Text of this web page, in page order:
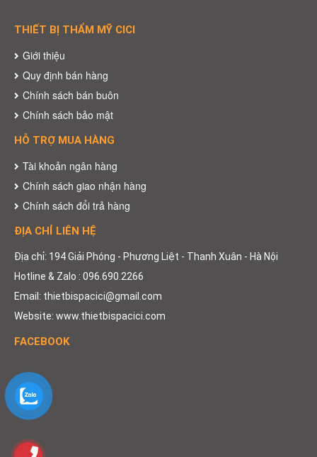
THIẾT BỊ THẨM MỸ CICI
Giới thiệu
Quy định bán hàng
Chính sách bán buôn
Chính sách bảo mật
HỖ TRỢ MUA HÀNG
Tài khoản ngân hàng
Chính sách giao nhận hàng
Chính sách đổi trả hàng
ĐỊA CHỈ LIÊN HỆ
Địa chỉ: 194 Giải Phóng - Phương Liệt - Thanh Xuân - Hà Nội
Hotline & Zalo : 096.690.2266
Email: thietbispacici@gmail.com
Website: www.thietbispacici.com
FACEBOOK